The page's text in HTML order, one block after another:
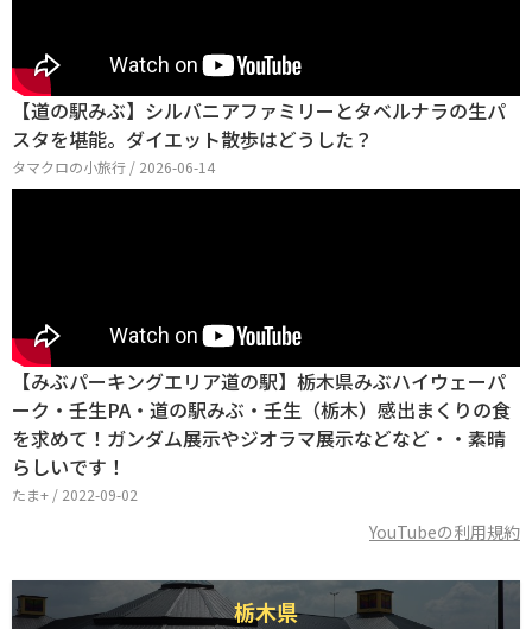
【道の駅みぶ】シルバニアファミリーとタベルナラの生パ
スタを堪能。ダイエット散歩はどうした？
タマクロの小旅行 / 2026-06-14
【みぶパーキングエリア道の駅】栃木県みぶハイウェーパ
ーク・壬生PA・道の駅みぶ・壬生（栃木）感出まくりの食
を求めて！ガンダム展示やジオラマ展示などなど・・素晴
らしいです！
たま+ / 2022-09-02
YouTubeの利用規約
栃木県